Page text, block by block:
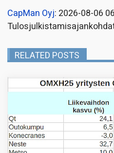
CapMan Oyj: 2026-08-06
RELATED POSTS